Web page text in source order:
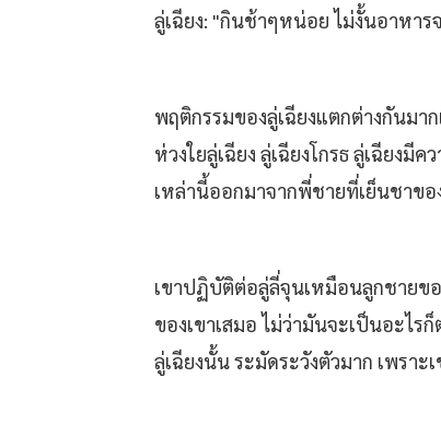
ลู่เฉียง: "กินช้าๆหน่อย ไม่งั้นอาหา
พฤติกรรมของลู่เฉียงแตกต่างกันม
ห่วงใยลู่เฉียง ลู่เฉียงโกรธ ลู่เฉียงมี
เหล่านี้ออกมาจากพี่ชายที่เย็นชาขอ
เขาปฏิบัติต่อลู่ลี่จุนเหมือนลูกชายขอ
ของเขาเสมอ ไม่ว่ามันจะเป็นอะไ
ลู่เฉียงนั้น ระมัดระวังตัวมาก เพรา